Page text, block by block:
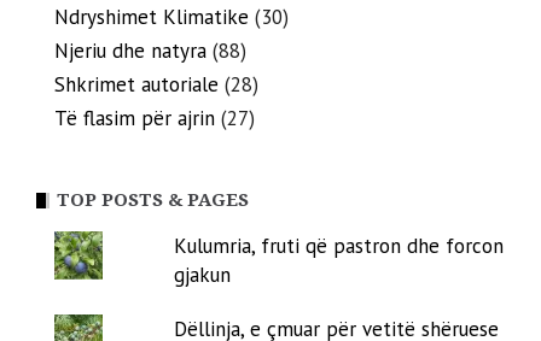
Ndryshimet Klimatike (30)
Njeriu dhe natyra (88)
Shkrimet autoriale (28)
Të flasim për ajrin (27)
TOP POSTS & PAGES
Kulumria, fruti që pastron dhe forcon
gjakun
Dëllinja, e çmuar për vetitë shëruese